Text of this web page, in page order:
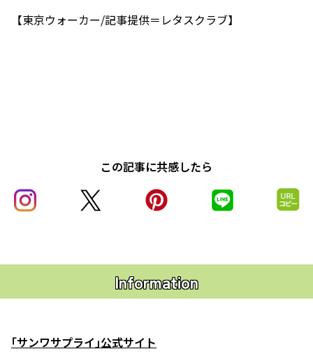
【東京ウォーカー/記事提供＝レタスクラブ】
この記事に共感したら
Information
｢サンワサプライ｣公式サイト